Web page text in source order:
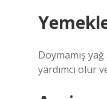
Doymamış
yardımcı olur